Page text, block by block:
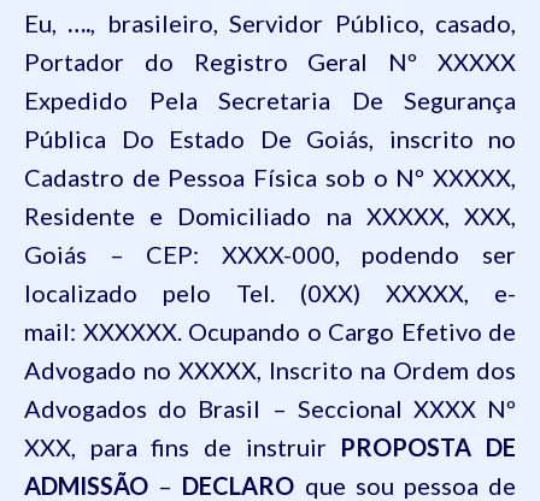
Eu, …., brasileiro, Servidor Público, casado,
Portador do Registro Geral Nº XXXXX
Expedido Pela Secretaria De Segurança
Pública Do Estado De Goiás, inscrito no
Cadastro de Pessoa Física sob o Nº XXXXX,
Residente e Domiciliado na XXXXX, XXX,
Goiás – CEP: XXXX-000, podendo ser
localizado pelo Tel. (0XX) XXXXX, e-
mail: XXXXXX. Ocupando o Cargo Efetivo de
Advogado no XXXXX, Inscrito na Ordem dos
Advogados do Brasil – Seccional XXXX Nº
XXX, para fins de instruir PROPOSTA DE
ADMISSÃO – DECLARO que sou pessoa de